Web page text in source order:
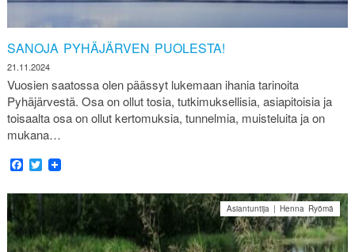
SANOJA PYHÄJÄRVEN PUOLESTA!
21.11.2024
Vuosien saatossa olen päässyt lukemaan ihania tarinoita
Pyhäjärvestä. Osa on ollut tosia, tutkimuksellisia, asiapitoisia ja
toisaalta osa on ollut kertomuksia, tunnelmia, muisteluita ja on
mukana…
Facebook
Twitter
Asiantuntija | Henna Ryömä